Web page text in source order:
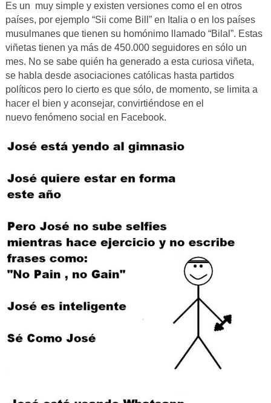
Es un muy simple y existen versiones como el en otros
países, por ejemplo “Sii come Bill” en Italia o en los países
musulmanes que tienen su homónimo llamado “Bilal”. Estas
viñetas tienen ya más de 450.000 seguidores en sólo un
mes. No se sabe quién ha generado a esta curiosa viñeta,
se habla desde asociaciones católicas hasta partidos
políticos pero lo cierto es que sólo, de momento, se limita a
hacer el bien y aconsejar, convirtiéndose en el
nuevo fenómeno social en Facebook.